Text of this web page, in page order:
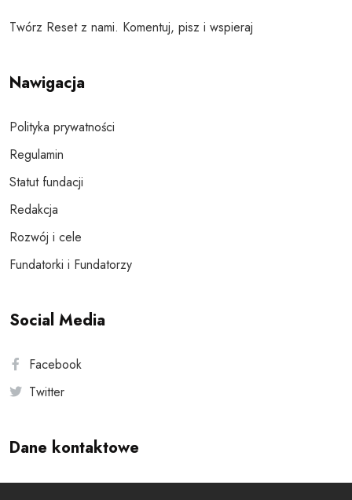
Twórz Reset z nami. Komentuj, pisz i wspieraj
Nawigacja
Polityka prywatności
Regulamin
Statut fundacji
Redakcja
Rozwój i cele
Fundatorki i Fundatorzy
Social Media
Facebook
Twitter
Dane kontaktowe